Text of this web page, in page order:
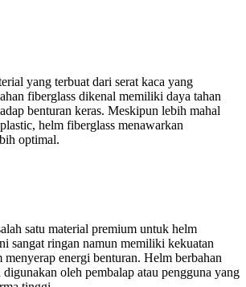
yang terbuat dari serat kaca yang
fiberglass dikenal memiliki daya tahan
benturan keras. Meskipun lebih mahal
helm fiberglass menawarkan
optimal.
satu material premium untuk helm
sangat ringan namun memiliki kekuatan
menyerap energi benturan. Helm berbahan
oleh pembalap atau pengguna yang